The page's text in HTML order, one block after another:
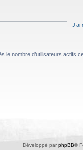
J’ai
le nombre d’utilisateurs actifs
Développé par phpBB®